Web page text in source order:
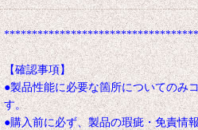
【確認事項】
●製品性能に必要な箇所についてのみ
す。
●購入前に必ず、製品の瑕疵・免責